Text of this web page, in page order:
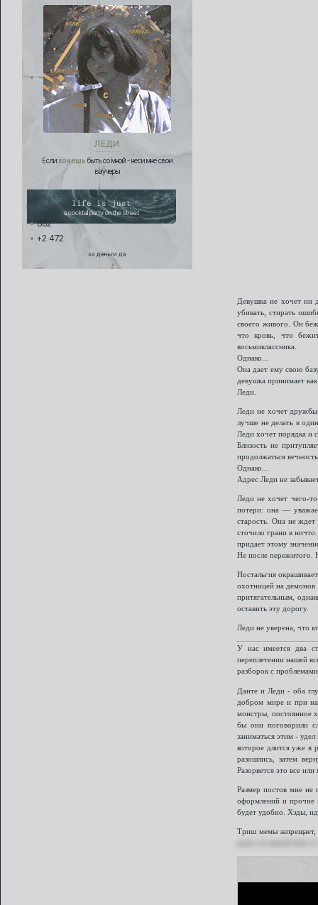
ЛЕДИ
Еслихочешь быть со мной - неси мне свои
ваучеры
life is just
a cocktail party on the street
882
+2 472
за деньги да
Девушка не хочет ни
убивать, стирать
своего живого. Он
что кровь, что
восьмиклассника.
Однако...
Она дает ему свою
девушка принимает
Леди.
Леди не хочет
лучше не делать в
Леди хочет порядка и
Близость не
продолжаться
Однако...
Адрес Леди не
Леди не хочет чего-
потери: она —
старость. Она не
сточило грани в
придает этому
Не после пережитого.
Ностальгия
охотницей на
притягательным,
оставить эту дорогу.
Леди не уверена, что
У нас имеется два
переплетении нашей
разборок с
Данте и Леди - оба
добром мире и при
монстры, постоянное
бы они поговорили
заниматься этим -
которое длится уже в
разошлись, затем
Разорвется это все
Размер постов мне не
оформлений и прочие
будет удобно. Хэды,
Триш мемы